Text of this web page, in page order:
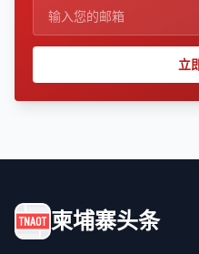
立
柬埔寨头条